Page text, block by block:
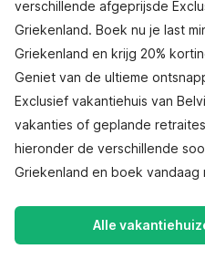
verschillende afgeprijsde
Griekenland. Boek nu je last
Griekenland en krijg 20%
Geniet van de ultieme
Exclusief vakantiehuis van
vakanties of geplande
hieronder de verschillende
Griekenland en boek
Alle